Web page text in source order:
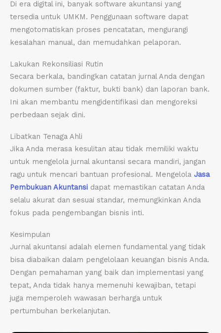
Di era digital ini, banyak software akuntansi yang
tersedia untuk UMKM. Penggunaan software dapat
mengotomatiskan proses pencatatan, mengurangi
kesalahan manual, dan memudahkan pelaporan.
Lakukan Rekonsiliasi Rutin
Secara berkala, bandingkan catatan jurnal Anda dengan
dokumen sumber (faktur, bukti bank) dan laporan bank.
Ini akan membantu mengidentifikasi dan mengoreksi
perbedaan sejak dini.
Libatkan Tenaga Ahli
Jika Anda merasa kesulitan atau tidak memiliki waktu
untuk mengelola jurnal akuntansi secara mandiri, jangan
ragu untuk mencari bantuan profesional. Mengelola Jasa
Pembukuan Akuntansi dapat memastikan catatan Anda
selalu akurat dan sesuai standar, memungkinkan Anda
fokus pada pengembangan bisnis inti.
Kesimpulan
Jurnal akuntansi adalah elemen fundamental yang tidak
bisa diabaikan dalam pengelolaan keuangan bisnis Anda.
Dengan pemahaman yang baik dan implementasi yang
tepat, Anda tidak hanya memenuhi kewajiban, tetapi
juga memperoleh wawasan berharga untuk
pertumbuhan berkelanjutan.